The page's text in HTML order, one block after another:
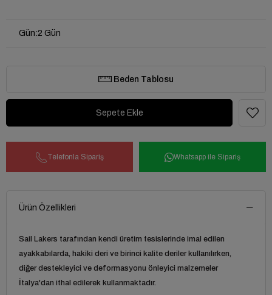
Gün:2 Gün
Beden Tablosu
Telefonla Sipariş Whatsapp ile Sipariş
Ürün Özellikleri
Sail Lakers tarafından kendi üretim tesislerinde imal edilen
ayakkabılarda, hakiki deri ve birinci kalite deriler kullanılırken,
diğer destekleyici ve deformasyonu önleyici malzemeler
İtalya'dan ithal edilerek kullanmaktadır.